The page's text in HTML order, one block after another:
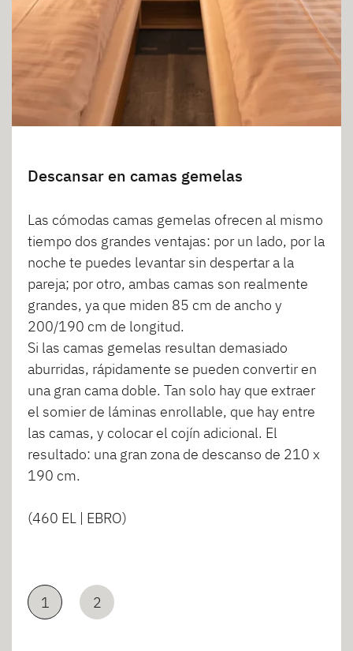
Descansar en camas gemelas
Las cómodas camas gemelas ofrecen al mismo
tiempo dos grandes ventajas: por un lado, por la
noche te puedes levantar sin despertar a la
pareja; por otro, ambas camas son realmente
grandes, ya que miden 85 cm de ancho y
200/190 cm de longitud.
Si las camas gemelas resultan demasiado
aburridas, rápidamente se pueden convertir en
una gran cama doble. Tan solo hay que extraer
el somier de láminas enrollable, que hay entre
las camas, y colocar el cojín adicional. El
resultado: una gran zona de descanso de 210 x
190 cm.
(460 EL | EBRO)
1 2